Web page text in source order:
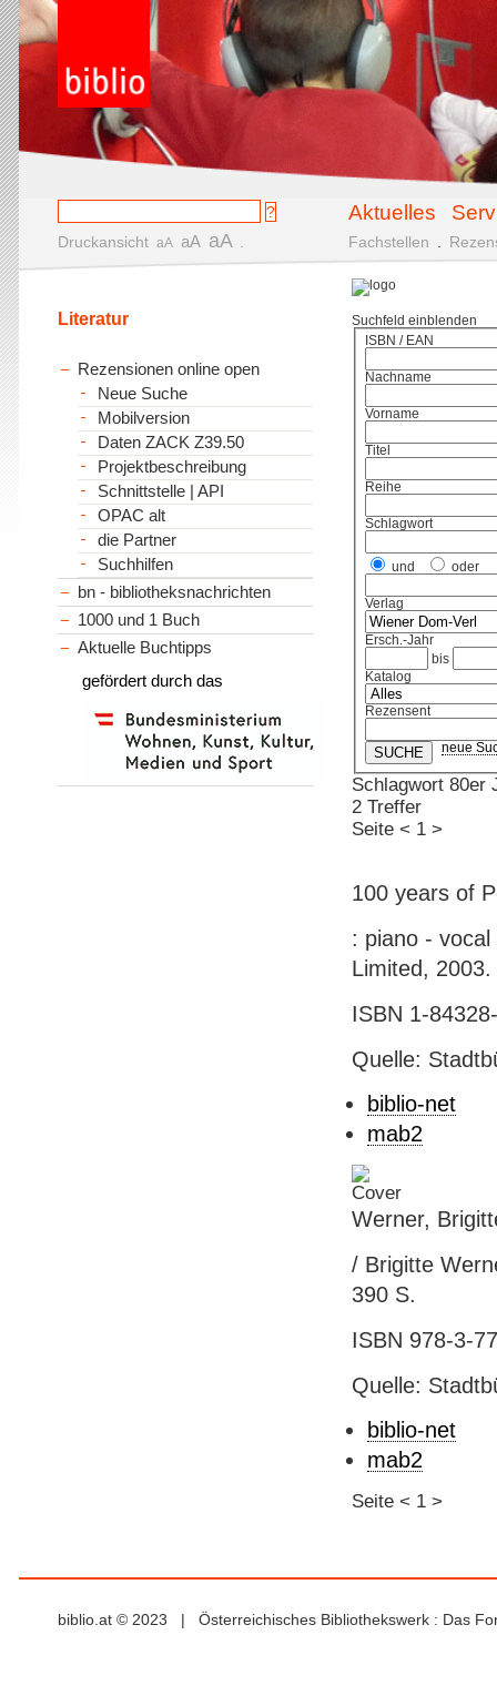
Aktuelles
Druckansicht aA aA aA Fachstellen
Suchfeld einblenden
ISBN / EAN
Nachname
Vorname
Titel
Reihe
Schlagwort
und oder
Verlag
Ersch.-Jahr
bis
Katalog
Rezensent
neue
Schlagwort 80er
2 Treffer
Seite < 1 >
100 years of
: piano -
Limited,
ISBN 1-
Quelle:
biblio-net
mab2
Werner,
/ Brigitte
390 S.
ISBN 978-3-
Quelle:
biblio-net
mab2
Seite < 1 >
Literatur
Rezensionen online open
Neue Suche
Mobilversion
Daten ZACK Z39.50
Projektbeschreibung
Schnittstelle | API
OPAC alt
die Partner
Suchhilfen
bn - bibliotheksnachrichten
1000 und 1 Buch
Aktuelle Buchtipps
gefördert durch das
biblio.at © 2023 | Österreichisches Bibliothekswerk : Das